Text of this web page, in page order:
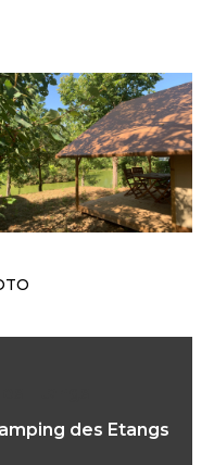
des Etangs